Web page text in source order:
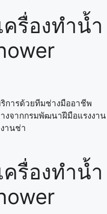
รื่องทำน้ำ
การด้วยทีมช่างมืออาชีพ
งจากกรมพัฒนาฝีมือแรงงาน
านช่า
รื่องทำน้ำ